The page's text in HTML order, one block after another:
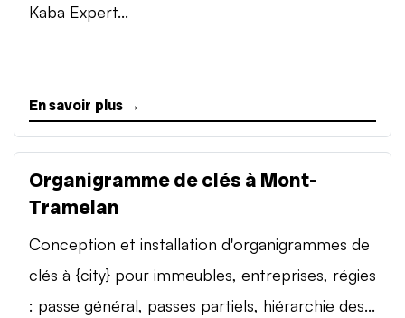
Kaba Expert...
En savoir plus →
Organigramme de clés à Mont-
Tramelan
Conception et installation d'organigrammes de
clés à {city} pour immeubles, entreprises, régies
: passe général, passes partiels, hiérarchie des...